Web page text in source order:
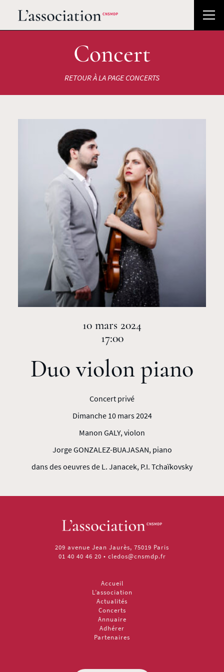
Concert
RETOUR À LA PAGE CONCERTS
10 mars 2024
17:00
Duo violon piano
Concert privé
Dimanche 10 mars 2024
Manon GALY, violon
Jorge GONZALEZ-BUAJASAN, piano
dans des oeuvres de L. Janacek, P.I. Tchaïkovsky
209 avenue Jean Jaurès, 75019 Paris
01 40 40 46 20 • cledos@cnsmdp.fr
Accueil
L’association
Actualités
Concerts
Annuaire
Adhérer
Partenaires